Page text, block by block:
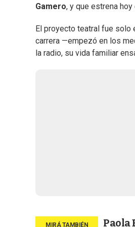
Gamero, y que estrena
El proyecto teatral fue solo
carrera —empezó en los
la radio, su vida familiar
Paola